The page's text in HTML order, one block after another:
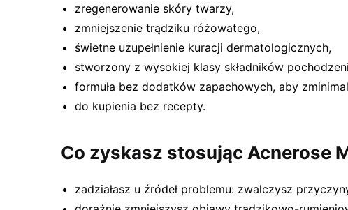
zregenerowanie skóry twarzy,
zmniejszenie trądziku różowatego,
świetne uzupełnienie kuracji dermatologicznych,
stworzony z wysokiej klasy składników
formuła bez dodatków zapachowych, aby
do kupienia bez recepty.
Co zyskasz stosując Acnerose
zadziałasz u źródeł problemu: zwalczysz